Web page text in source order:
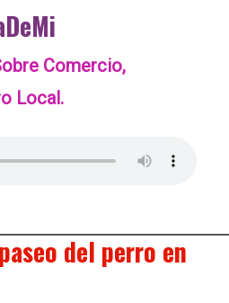
Comercio,
Local.
del perro en